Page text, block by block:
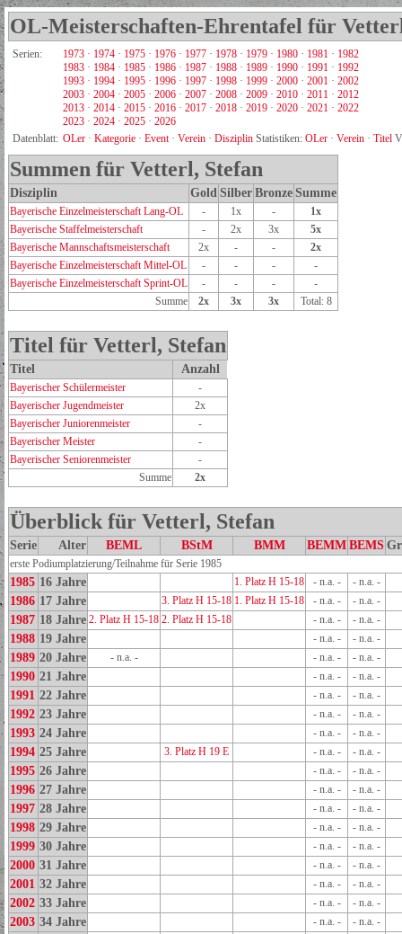
OL-Meisterschaften-Ehrentafel für
Serien: 1973 · 1974 · 1975 · 1976 · 1977 · 1978 · 1979 · 1980 · 1981 · 1982
1983 · 1984 · 1985 · 1986 · 1987 · 1988 · 1989 · 1990 · 1991 · 1992
1993 · 1994 · 1995 · 1996 · 1997 · 1998 · 1999 · 2000 · 2001 · 2002
2003 · 2004 · 2005 · 2006 · 2007 · 2008 · 2009 · 2010 · 2011 · 2012
2013 · 2014 · 2015 · 2016 · 2017 · 2018 · 2019 · 2020 · 2021 · 2022
2023 · 2024 · 2025 · 2026
Datenblatt: OLer · Kategorie · Event· Verein · Disziplin Statistiken: OLer · Verein · Titel
Summen für Vetterl, Stefan
Disziplin Gold Silber Bronze Summe
Bayerische Einzelmeisterschaft Lang-OL - 1x -
1x
Bayerische Staffelmeisterschaft
- 2x 3x
5x
Bayerische Mannschaftsmeisterschaft
2x - -
2x
Bayerische Einzelmeisterschaft Mittel-OL
- - -
-
Bayerische Einzelmeisterschaft Sprint-OL
- - -
-
Summe
2x 3x 3x Total: 8
Titel für Vetterl, Stefan
Titel Anzahl
Bayerischer Schülermeister
-
Bayerischer Jugendmeister
2x
Bayerischer Juniorenmeister
-
Bayerischer Meister
-
Bayerischer Seniorenmeister
-
Summe
2x
Überblick für Vetterl, Stefan
Serie Alter BEML BStM BMM BEMM BEMS
erste Podiumplatzierung/Teilnahme für Serie 1985
1985 16 Jahre 1. Platz H 15-18 - n.a. - - n.a. -
1986 17 Jahre 3. Platz H 15-18 1. Platz H 15-18 - n.a. - - n.a. -
1987 18 Jahre 2. Platz H 15-18 2. Platz H 15-18 - n.a. - - n.a. -
1988 19 Jahre - n.a. - - n.a. -
1989 20 Jahre - n.a. - - n.a. - - n.a. -
1990 21 Jahre - n.a. - - n.a. -
1991 22 Jahre - n.a. - - n.a. -
1992 23 Jahre - n.a. - - n.a. -
1993 24 Jahre - n.a. - - n.a. -
1994 25 Jahre 3. Platz H 19 E - n.a. - - n.a. -
1995 26 Jahre - n.a. - - n.a. -
1996 27 Jahre - n.a. - - n.a. -
1997 28 Jahre - n.a. - - n.a. -
1998 29 Jahre - n.a. - - n.a. -
1999 30 Jahre - n.a. - - n.a. -
2000 31 Jahre - n.a. - - n.a. -
2001 32 Jahre - n.a. - - n.a. -
2002 33 Jahre - n.a. - - n.a. -
2003 34 Jahre - n.a. - - n.a. -